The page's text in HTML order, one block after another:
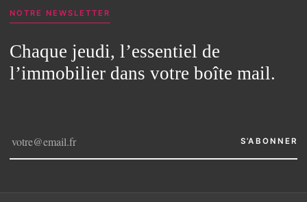
NOTRE NEWSLETTER
Chaque jeudi, l’essentiel de
l’immobilier dans votre boîte mail.
S’ABONNER